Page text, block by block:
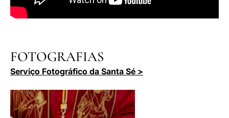
FOTOGRAFIAS
Serviço Fotográfico da Santa Sé >